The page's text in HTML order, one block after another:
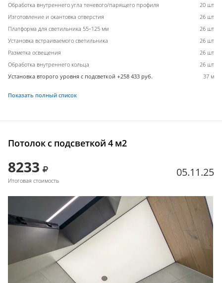
Обработка внутреннего угла теневого/парящего профиля
20 шт
Изготовление и окантовка отверстия
26 шт
Платформа для светильника 55-125 мм
26 шт
Установка встраиваемого светильника
26 шт
Разметка освещения
26 шт
Обработка внутреннего кольца
26 шт
Установка второго уровня с подсветкой +258 433 руб.
37 м
Показать полный список
Потолок с подсветкой 4 м2
8233
Итоговая стоимость
05.11.25